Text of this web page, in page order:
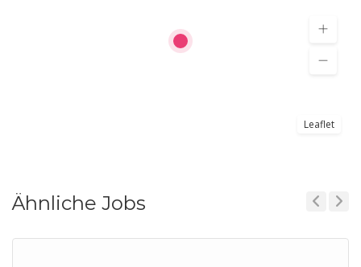
Leaflet
Ähnliche Jobs